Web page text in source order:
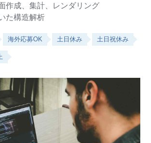
作成、集計、レンダリング
た構造解析
海外応募OK 土日休み 土日祝休み